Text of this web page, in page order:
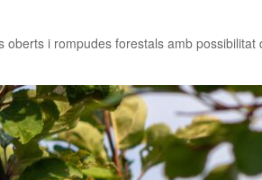
oberts i rompudes forestals amb